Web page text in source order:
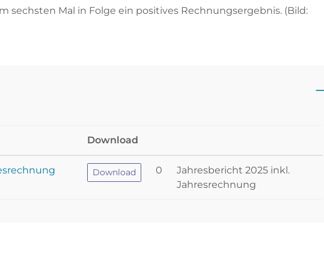
sechsten Mal in Folge ein positives Rechnungsergebnis. (Bild:
Download
Download 0
Jahresbericht 2025 inkl.
Jahresrechnung